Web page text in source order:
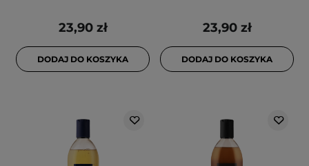
23,90 zł
DODAJ DO KOSZYKA
23,90 zł
DODAJ DO KOSZYKA